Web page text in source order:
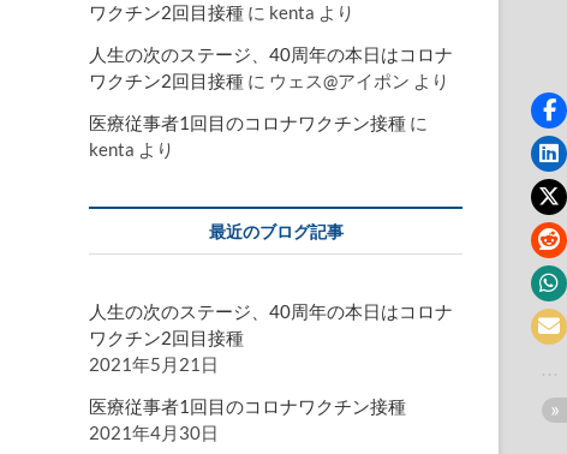
ワクチン2回目接種 に kenta より
人生の次のステージ、40周年の本日はコロナ
ワクチン2回目接種 に ウェス@アイポン より
医療従事者1回目のコロナワクチン接種 に
kenta より
最近のブログ記事
人生の次のステージ、40周年の本日はコロナ
ワクチン2回目接種
2021年5月21日
医療従事者1回目のコロナワクチン接種
2021年4月30日